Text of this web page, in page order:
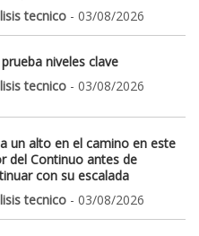
tecnico - 03/08/2026
prueba niveles clave
tecnico - 03/08/2026
un alto en el camino en este
del Continuo antes de
con su escalada
tecnico - 03/08/2026